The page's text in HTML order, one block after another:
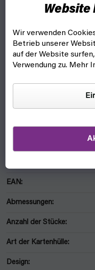
Website
Wir verwenden
Betrieb unserer
auf der Website
Verwendung zu. Mehr
Sie passen für Karten in
Merkmale:
Doppelte matte
ZUSÄTZLICHE
EAN:
Abmessungen:
Anzahl der Stücke:
Art der Kartenhülle:
Design: